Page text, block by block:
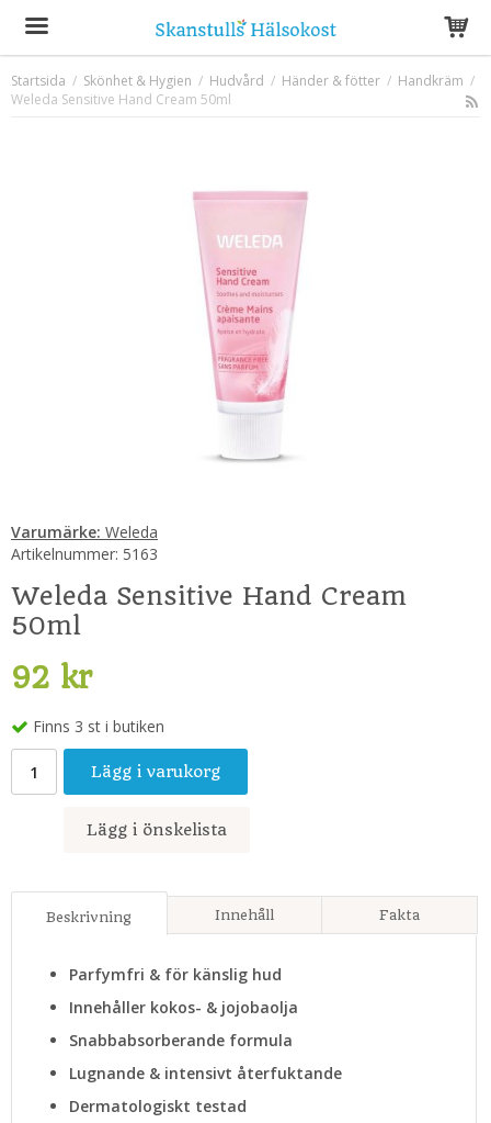
Produkten har blivit tillagd i varukorgen
Startsida / Skönhet & Hygien / Hudvård / Händer & fötter / Handkräm /
Weleda Sensitive Hand Cream 50ml
Varumärke: Weleda
Artikelnummer: 5163
Weleda Sensitive Hand Cream
50ml
92 kr
Finns 3 st i butiken
Lägg i varukorg
Lägg i önskelista
Beskrivning Innehåll Fakta
Parfymfri & för känslig hud
Innehåller kokos- & jojobaolja
Snabbabsorberande formula
Lugnande & intensivt återfuktande
Dermatologiskt testad